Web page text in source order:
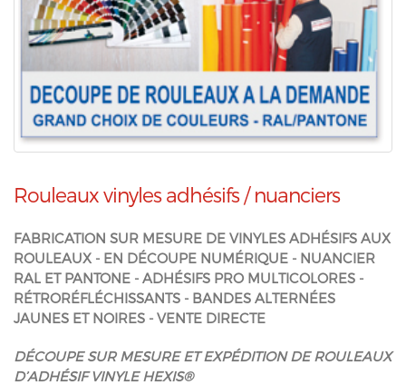
Rouleaux vinyles adhésifs / nuanciers
FABRICATION SUR MESURE DE VINYLES ADHÉSIFS AUX
ROULEAUX - EN DÉCOUPE NUMÉRIQUE - NUANCIER
RAL ET PANTONE - ADHÉSIFS PRO MULTICOLORES -
RÉTRORÉFLÉCHISSANTS - BANDES ALTERNÉES
JAUNES ET NOIRES - VENTE DIRECTE
DÉCOUPE SUR MESURE ET EXPÉDITION DE ROULEAUX
D’ADHÉSIF VINYLE HEXIS®